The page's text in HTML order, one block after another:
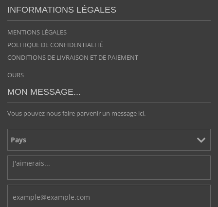
INFORMATIONS LÉGALES
MENTIONS LÉGALES
POLITIQUE DE CONFIDENTIALITÉ
CONDITIONS DE LIVRAISON ET DE PAIEMENT
OURS
MON MESSAGE...
Vous pouvez nous faire parvenir un message ici.